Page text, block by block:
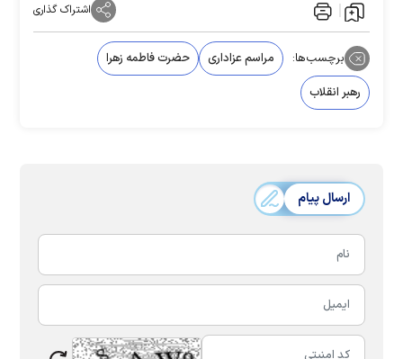
اشتراک گذاری
برچسب‌ها: مراسم عزاداری
حضرت فاطمه زهرا
رهبر انقلاب
ارسال پیام